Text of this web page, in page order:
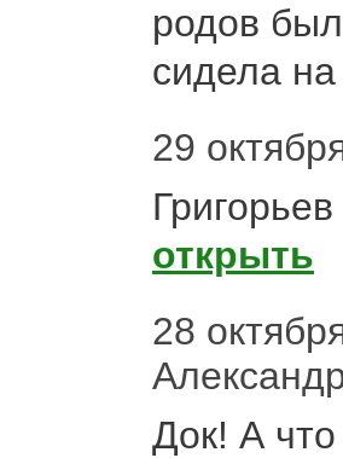
родов
сидела
29
открыть
28
Док! А